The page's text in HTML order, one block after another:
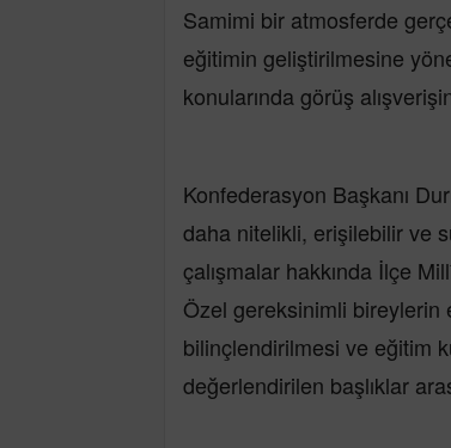
Samimi bir atmosferde
eğitimin geliştirilmesine
konularında görüş
Konfederasyon Başkanı
daha nitelikli, erişilebilir ve
çalışmalar hakkında İlçe
Özel gereksinimli
bilinçlendirilmesi ve eğitim
değerlendirilen başlıklar